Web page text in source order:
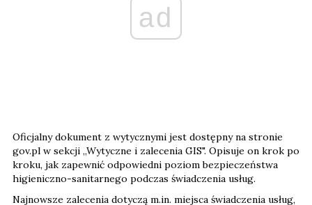
ad
Oficjalny dokument z wytycznymi jest dostępny na stronie
gov.pl w sekcji „Wytyczne i zalecenia GIS". Opisuje on krok po
kroku, jak zapewnić odpowiedni poziom bezpieczeństwa
higieniczno-sanitarnego podczas świadczenia usług.
Najnowsze zalecenia dotyczą m.in. miejsca świadczenia usług,